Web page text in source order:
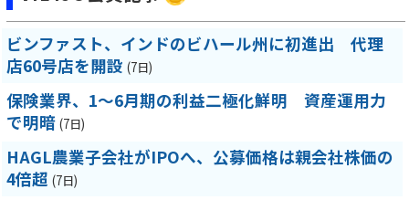
ビンファスト、インドのビハール州に初進出 代理
店60号店を開設 (7日)
保険業界、1～6月期の利益二極化鮮明 資産運用力
で明暗 (7日)
HAGL農業子会社がIPOへ、公募価格は親会社株価の
4倍超 (7日)